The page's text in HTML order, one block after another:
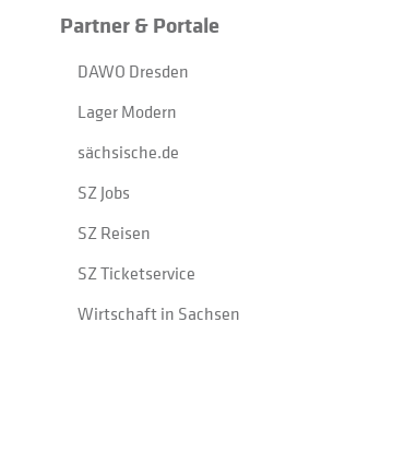
Partner & Portale
DAWO Dresden
Lager Modern
sächsische.de
SZ Jobs
SZ Reisen
SZ Ticketservice
Wirtschaft in Sachsen